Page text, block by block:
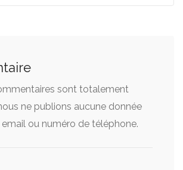
sont totalement
ne publions aucune donnée
ou numéro de téléphone.